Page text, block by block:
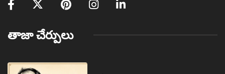
తాజా చేర్పులు